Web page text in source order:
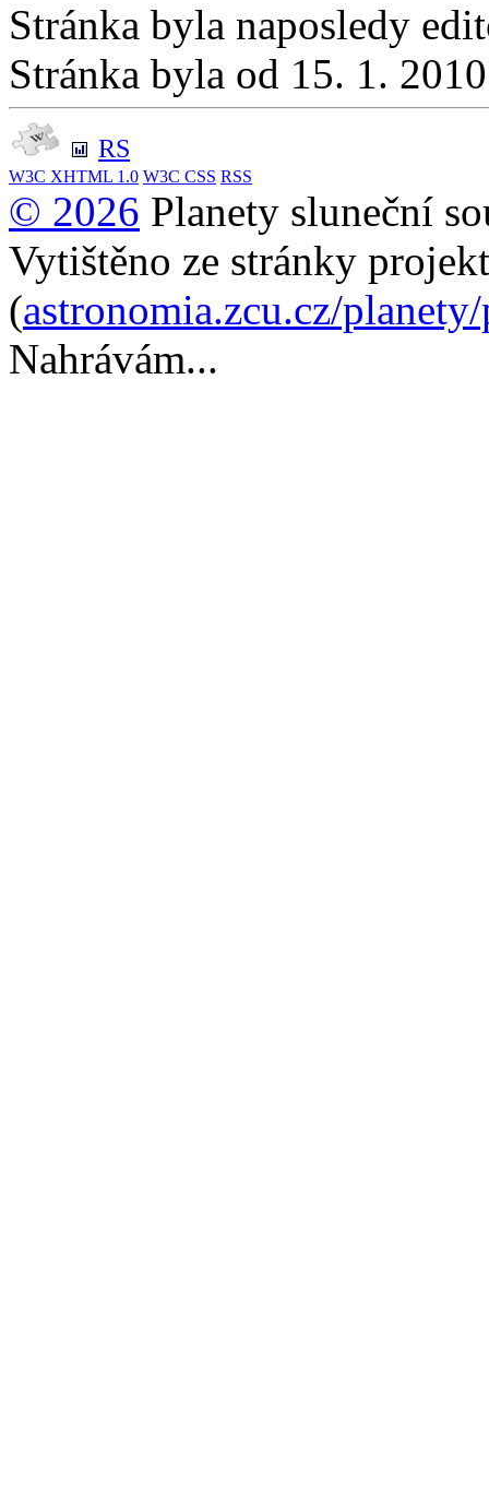
Stránka byla naposledy
Stránka byla od 15. 1.
RS
W3C XHTML 1.0 W3C CSS RSS
© 2026 Planety sluneční
Vytištěno ze stránky
(astronomia.zcu.cz/
Nahrávám...